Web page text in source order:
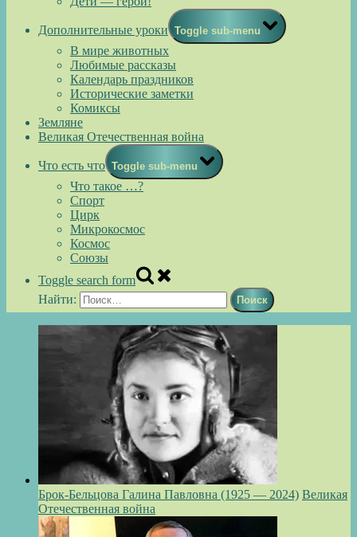
Дополнительные уроки Toggle sub-menu
В мире животных
Любимые рассказы
Календарь праздников
Исторические заметки
Комиксы
Земляне
Великая Отечественная война
Что есть что Toggle sub-menu
Что такое …?
Спорт
Цирк
Микрокосмос
Космос
Союзы
Toggle search form
Найти:
Брок-Бельцова Галина Павловна (1925 — 2024) Великая
Отечественная война